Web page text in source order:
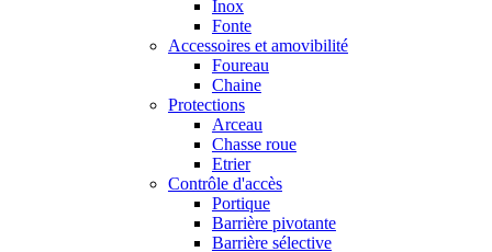
Inox
Fonte
Accessoires et amovibilité
Foureau
Chaine
Protections
Arceau
Chasse roue
Etrier
Contrôle d'accès
Portique
Barrière pivotante
Barrière sélective